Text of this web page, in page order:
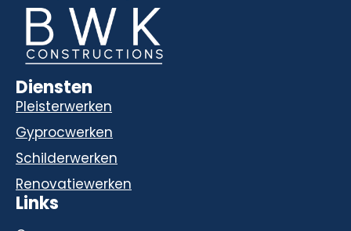
Diensten
Pleisterwerken
Gyprocwerken
Schilderwerken
Renovatiewerken
Links